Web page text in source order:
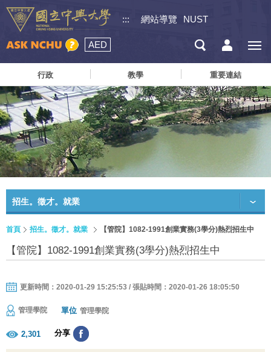
::: 網站導覽 NUST
AED
行政 教學 重要連結
招生。徵才。就業
首頁 招生。徵才。就業 【管院】1082-1991創業實務(3學分)熱烈招生中
【管院】1082-1991創業實務(3學分)熱烈招生中
更新時間：2020-01-29 15:25:53 / 張貼時間：2020-01-26 18:05:50
管理學院 單位 管理學院
2,301 分享